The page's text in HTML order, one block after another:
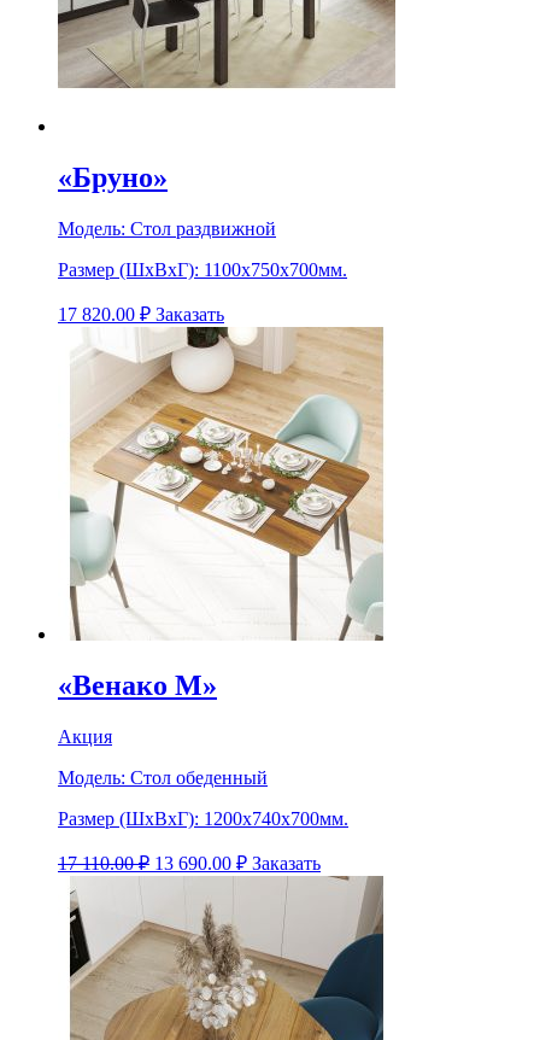
«Бруно»
Модель: Стол раздвижной
Размер (ШхВхГ): 1100х750х700мм.
17 820.00 ₽ Заказать
«Венако М»
Акция
Модель: Стол обеденный
Размер (ШхВхГ): 1200х740х700мм.
17 110.00₽ 13 690.00 ₽ Заказать